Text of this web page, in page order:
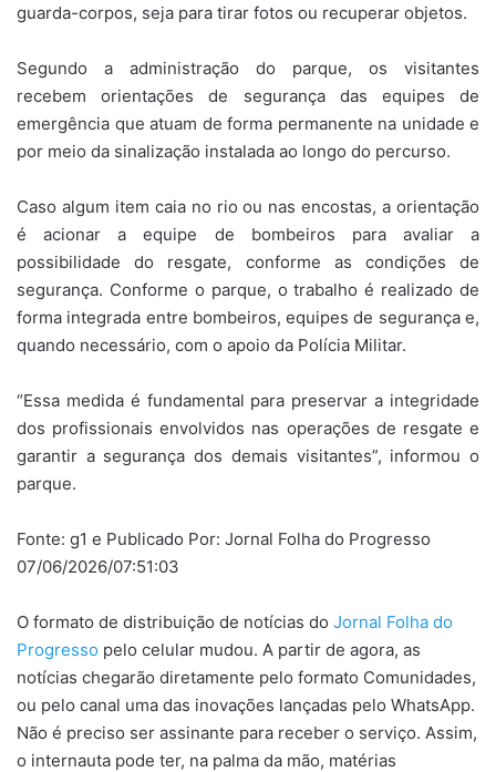
guarda-corpos, seja para tirar fotos ou recuperar objetos.
Segundo a administração do parque, os visitantes
recebem orientações de segurança das equipes de
emergência que atuam de forma permanente na unidade e
por meio da sinalização instalada ao longo do percurso.
Caso algum item caia no rio ou nas encostas, a orientação
é acionar a equipe de bombeiros para avaliar a
possibilidade do resgate, conforme as condições de
segurança. Conforme o parque, o trabalho é realizado de
forma integrada entre bombeiros, equipes de segurança e,
quando necessário, com o apoio da Polícia Militar.
“Essa medida é fundamental para preservar a integridade
dos profissionais envolvidos nas operações de resgate e
garantir a segurança dos demais visitantes”, informou o
parque.
Fonte: g1 e Publicado Por: Jornal Folha do Progresso
07/06/2026/07:51:03
O formato de distribuição de notícias do Jornal Folha do
Progresso pelo celular mudou. A partir de agora, as
notícias chegarão diretamente pelo formato Comunidades,
ou pelo canal uma das inovações lançadas pelo WhatsApp.
Não é preciso ser assinante para receber o serviço. Assim,
o internauta pode ter, na palma da mão, matérias